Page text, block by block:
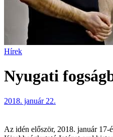
Hírek
Nyugati
2018. január 22.
Az idén először, 2018. január